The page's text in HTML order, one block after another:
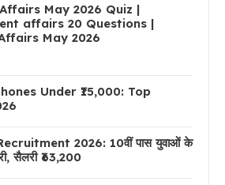
May 2026 Quiz |
affairs 20 Questions |
May 2026
Under ₹15,000: Top
2026: 10वीं पास युवाओं के
सैलरी ₹63,200